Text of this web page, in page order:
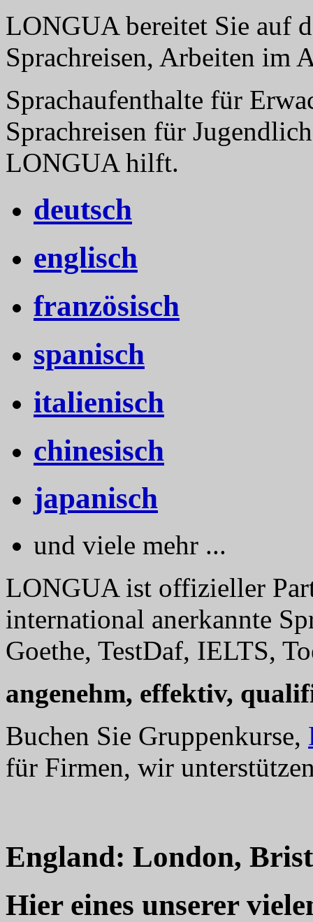
LONGUA bereitet Sie auf
Sprachreisen, Arbeiten im
Sprachaufenthalte für
Sprachreisen für
LONGUA hilft.
deutsch
englisch
französisch
spanisch
italienisch
chinesisch
japanisch
und viele mehr ...
LONGUA ist offizieller
international anerkannte
Goethe, TestDaf, IELTS,
angenehm, effektiv,
Buchen Sie Gruppenkurse,
für Firmen, wir
England: London,
Hier eines unserer